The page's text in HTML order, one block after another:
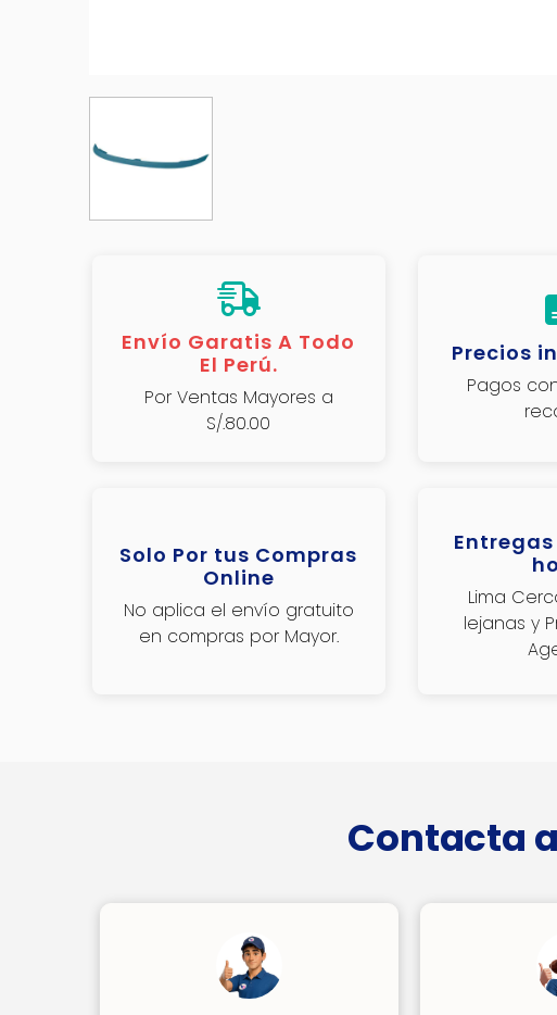
Envío Garatis A Todo
El Perú.
Por Ventas Mayores a
S/.80.00
Precios
Pagos
Solo Por tus Compras
Online
No aplica el envío gratuito
en compras por Mayor.
Lima
lejanas y
Contacta